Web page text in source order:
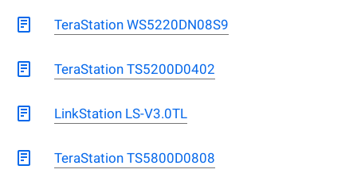
TeraStation WS5220DN08S9
TeraStation TS5200D0402
LinkStation LS-V3.0TL
TeraStation TS5800D0808